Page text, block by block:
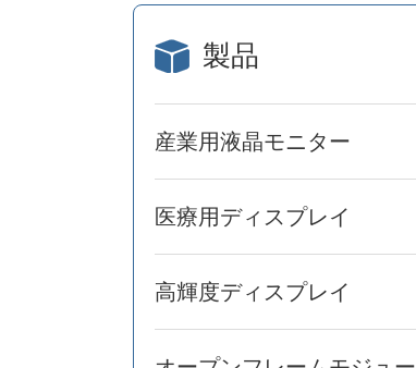
製品
産業用液晶モニター
医療用ディスプレイ
高輝度ディスプレイ